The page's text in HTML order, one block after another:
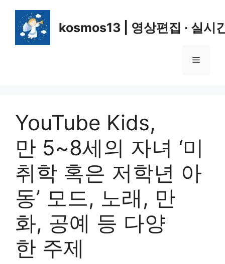
kosmos13 | 영상편집 · 실시
메
YouTube Kids,
만 5~8세의 자녀 ‘미
취학 혹은 저학년 아
동’ 모드, 노래, 만
화, 공예 등 다양
한 주제